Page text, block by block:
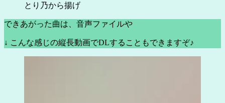
とり乃から揚げ
できあがった曲は、音声ファイルや
↓ こんな感じの縦長動画でDLすることもできますぞ♪